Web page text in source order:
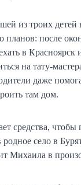
из троих
после
в Красноярск
на тату-
даже
там дом.
средства, чтобы
село в
Михаила в